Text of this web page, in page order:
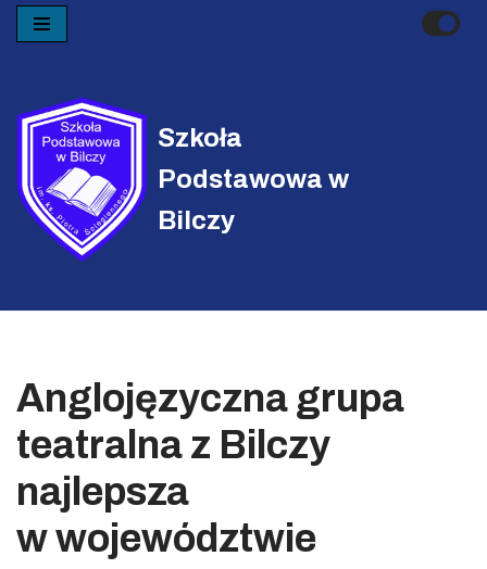
treści
Szkoła
Podstawowa w
Bilczy
Anglojęzyczna grupa
teatralna z Bilczy
najlepsza
w województwie